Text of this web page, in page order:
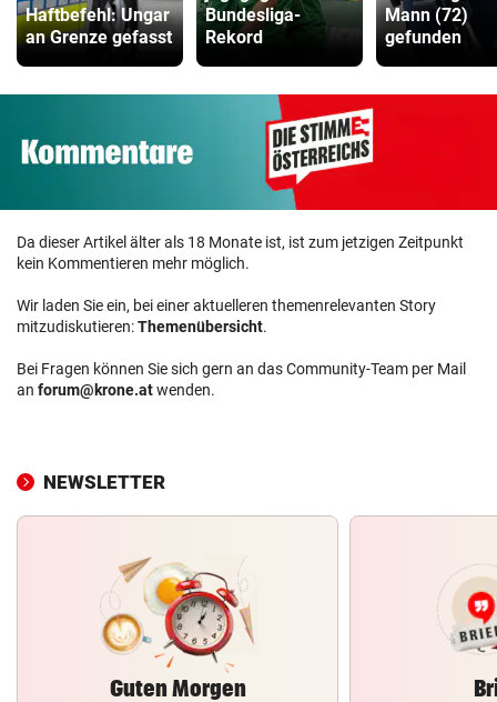
Haftbefehl: Ungar
an Grenze gefasst
Bundesliga-
Rekord
Mann (72)
gefunden
Da dieser Artikel älter als 18 Monate ist, ist zum jetzigen Zeitpunkt
kein Kommentieren mehr möglich.
Wir laden Sie ein, bei einer aktuelleren themenrelevanten Story
mitzudiskutieren:Themenübersicht.
Bei Fragen können Sie sich gern an das Community-Team per Mail
an forum@krone.atwenden.
NEWSLETTER
Guten Morgen